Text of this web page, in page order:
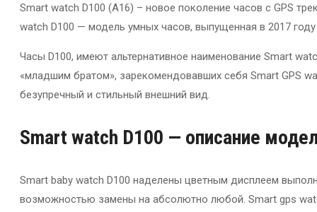
Smart watch D100 (A16) – новое поколение часов с GPS
watch D100 — модель умных часов, выпущенная в 2017
Часы D100, имеют альтернативное наименование Smart
«младшим братом», зарекомендовавших себя Smart GPS
безупречный и стильный внешний вид.
Smart watch D100 — описание
Smart baby watch D100 наделены цветным дисплеем
возможностью замены на абсолютно любой. Smart gps